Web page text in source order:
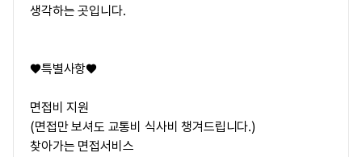
생각하는 곳입니다.
♥특별사항♥
면접비 지원
(면접만 보셔도 교통비 식사비 챙겨드립니다.)
찾아가는 면접서비스